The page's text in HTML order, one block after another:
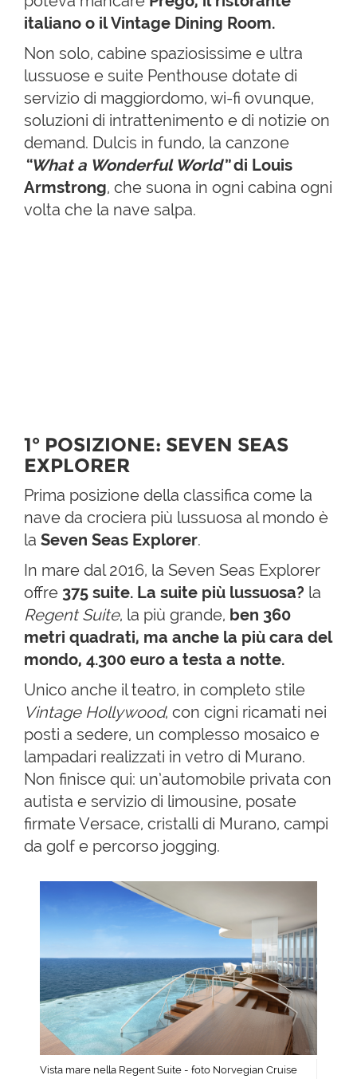
italiano o il Vintage Dining Room.
Non solo, cabine spaziosissime e ultra
lussuose e suite Penthouse dotate di
servizio di maggiordomo, wi-fi ovunque,
soluzioni di intrattenimento e di notizie on
demand. Dulcis in fundo, la canzone
“What a Wonderful World”di Louis
Armstrong, che suona in ogni cabina ogni
volta che la nave salpa.
1° POSIZIONE: SEVEN SEAS
EXPLORER
Prima posizione della classifica come la
nave da crociera più lussuosa al mondo è
la Seven Seas Explorer.
In mare dal 2016, la Seven Seas Explorer
offre 375 suite. La suite più lussuosa? la
Regent Suite, la più grande, ben 360
metri quadrati, ma anche la più cara del
mondo, 4.300 euro a testa a notte.
Unico anche il teatro, in completo stile
Vintage Hollywood, con cigni ricamati nei
posti a sedere, un complesso mosaico e
lampadari realizzati in vetro di Murano.
Non finisce qui: un’automobile privata con
autista e servizio di limousine, posate
firmate Versace, cristalli di Murano, campi
da golf e percorso jogging.
Vista mare nella Regent Suite - foto Norvegian Cruise